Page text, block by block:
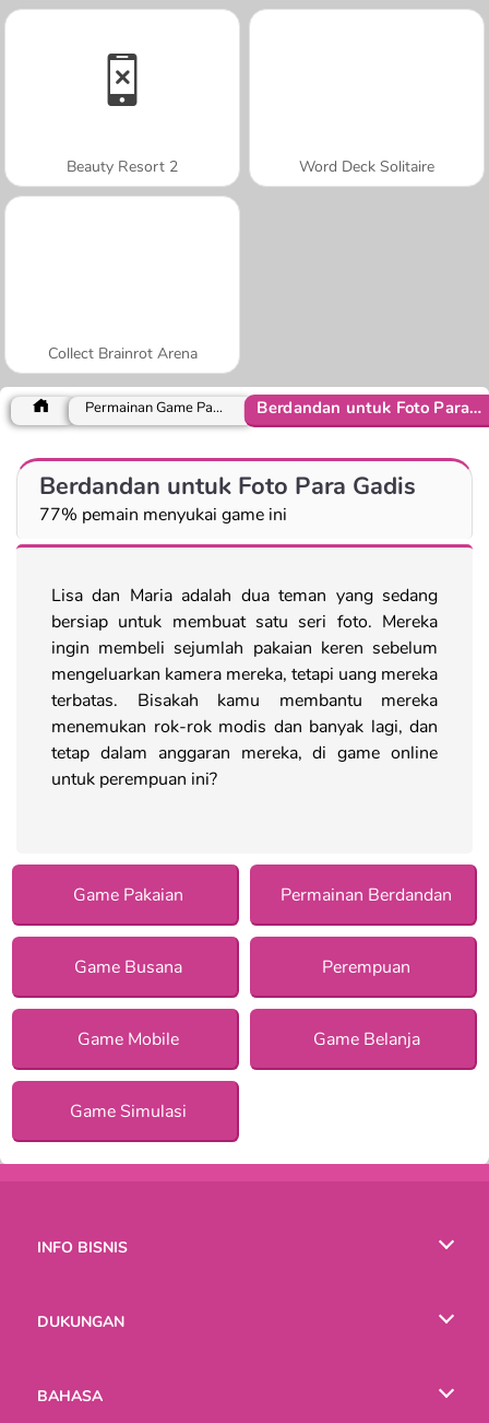
Beauty Resort 2 Word Deck Solitaire
Collect Brainrot Arena
Permainan Game Pakaian Berdandan untuk Foto Para Gadis
Berdandan untuk Foto Para Gadis
77% pemain menyukai game ini
Lisa dan Maria adalah dua teman yang sedang
bersiap untuk membuat satu seri foto. Mereka
ingin membeli sejumlah pakaian keren sebelum
mengeluarkan kamera mereka, tetapi uang mereka
terbatas. Bisakah kamu membantu mereka
menemukan rok-rok modis dan banyak lagi, dan
tetap dalam anggaran mereka, di game online
untuk perempuan ini?
Game Pakaian Permainan Berdandan
Game Busana Perempuan
Game Mobile Game Belanja
Game Simulasi
INFO BISNIS
DUKUNGAN
BAHASA